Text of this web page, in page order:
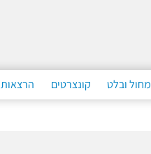
מחול ובלט קונצרטים הרצאות